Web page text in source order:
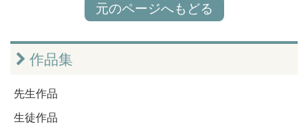
元のページへもどる
作品集
先生作品
生徒作品